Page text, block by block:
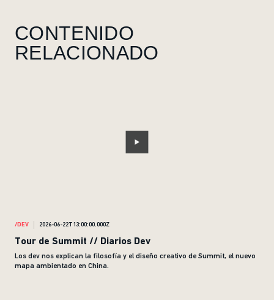
CONTENIDO
RELACIONADO
/DEV 2026-06-22T13:00:00.000Z
Tour de Summit // Diarios Dev
Los dev nos explican la filosofía y el diseño creativo de Summit, el nuevo
mapa ambientado en China.